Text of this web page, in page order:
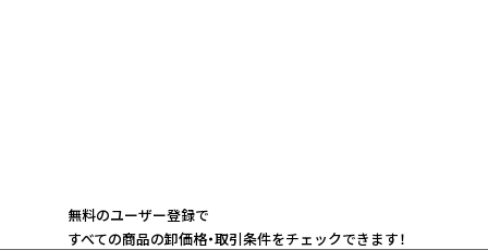
無料のユーザー登録で
すべての商品の卸価格・取引条件をチェックできます！